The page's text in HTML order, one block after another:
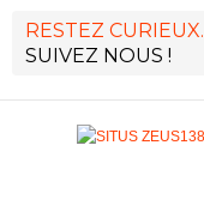
RESTEZ CURIEUX.
SUIVEZ NOUS !